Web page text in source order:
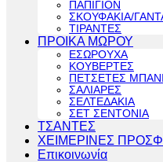
ΠΑΠΙΓΙΟΝ
ΣΚΟΥΦΑΚΙΑ/
ΤΙΡΑΝΤΕΣ
ΠΡΟΙΚΑ ΜΩΡΟΥ
ΕΣΩΡΟΥΧΑ
ΚΟΥΒΕΡΤΕΣ
ΠΕΤΣΕΤΕΣ
ΣΑΛΙΑΡΕΣ
ΣΕΛΤΕΔΑΚΙΑ
ΣΕΤ ΣΕΝΤΟΝΙΑ
ΤΣΑΝΤΕΣ
ΧΕΙΜΕΡΙΝΕΣ
Επικοινωνία